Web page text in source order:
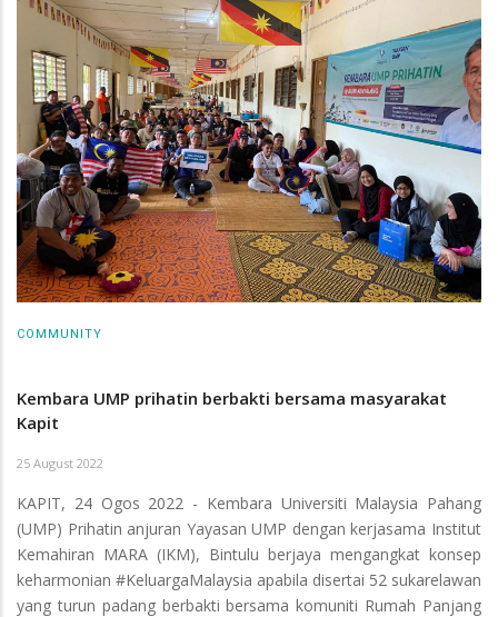
COMMUNITY
Kembara UMP prihatin berbakti bersama masyarakat
Kapit
25 August 2022
KAPIT, 24 Ogos 2022 - Kembara Universiti Malaysia Pahang
(UMP) Prihatin anjuran Yayasan UMP dengan kerjasama Institut
Kemahiran MARA (IKM), Bintulu berjaya mengangkat konsep
keharmonian #KeluargaMalaysia apabila disertai 52 sukarelawan
yang turun padang berbakti bersama komuniti Rumah Panjang